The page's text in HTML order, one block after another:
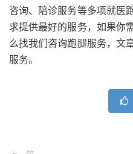
咨询、陪诊服务等多项就医
求提供最好的服务，如果你
么找我们咨询跑腿服务，文
服务。